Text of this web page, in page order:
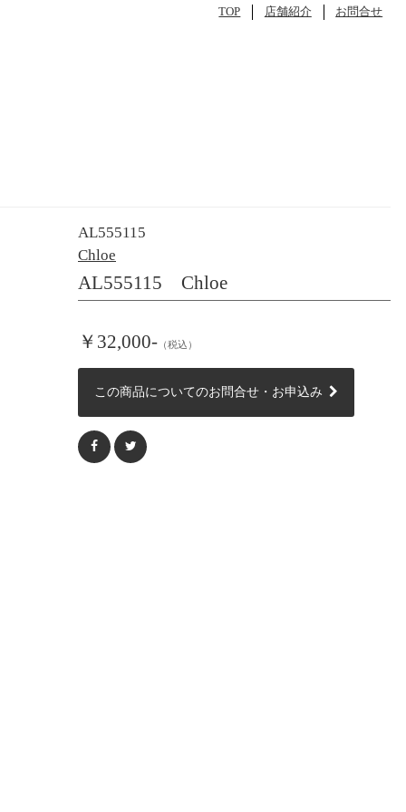
TOP 店舗紹介 お問合せ
AL555115
Chloe
AL555115 Chloe
￥32,000- （税込）
この商品についてのお問合せ・お申込み